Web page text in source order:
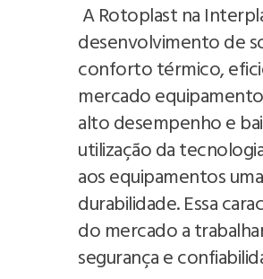
A Rotoplast na
desenvolvimento de
conforto térmico,
mercado
alto desempenho e
utilização da
aos equipamentos
durabilidade. Essa
do mercado a
segurança e